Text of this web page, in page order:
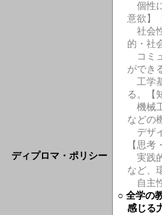
ディプロマ・ポリシー
個性
意欲】
社会
的・社
コミ
ができ
工学
る。【
機械
などの
デザ
【思考
実践
など、
自主
○ 全学の
感じる